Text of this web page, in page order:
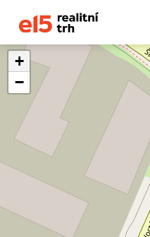
+
−